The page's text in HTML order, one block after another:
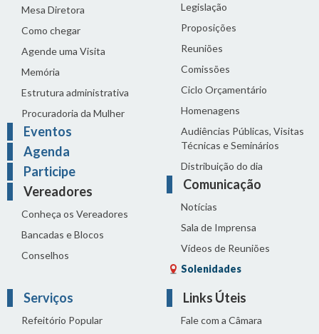
Mesa Diretora
Como chegar
Agende uma Visita
Memória
Estrutura administrativa
Procuradoria da Mulher
Eventos
Agenda
Participe
Vereadores
Conheça os Vereadores
Bancadas e Blocos
Conselhos
Legislação
Proposições
Reuniões
Comissões
Ciclo Orçamentário
Homenagens
Audiências Públicas, Visitas
Técnicas e Seminários
Distribuição do dia
Comunicação
Notícias
Sala de Imprensa
Vídeos de Reuniões
Solenidades
Serviços
Refeitório Popular
Links Úteis
Fale com a Câmara